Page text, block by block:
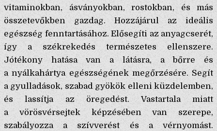
vitaminokban, ásványokban, rostokban, és más
összetevőkben gazdag. Hozzájárul az ideális
egészség fenntartásához. Elősegíti az anyagcserét,
így a székrekedés természetes ellenszere.
Jótékony hatása van a látásra, a bőrre és
a nyálkahártya egészségének megőrzésére. Segít
a gyulladások, szabad gyökök elleni küzdelemben,
és lassítja az öregedést. Vastartala miatt
a vörösvérsejtek képzésében van szerepe,
szabályozza a szívverést és a vérnyomást.